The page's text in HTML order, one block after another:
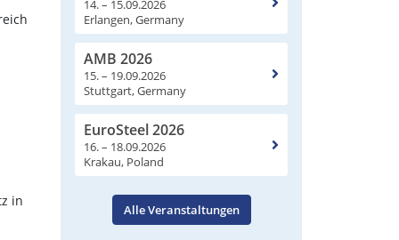
in
14. – 15.09.2026
Erlangen, Germany
AMB 2026
15. – 19.09.2026
Stuttgart, Germany
EuroSteel 2026
16. – 18.09.2026
Krakau, Poland
Alle Veranstaltungen